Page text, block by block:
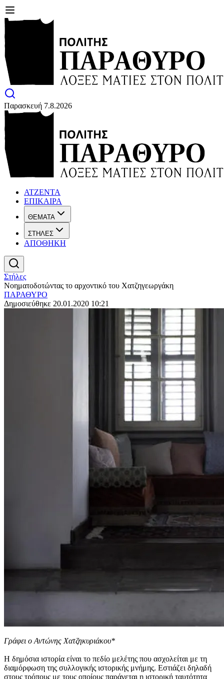
Παρασκευή 7.8.2026
ΑΤΖΕΝΤΑ
ΕΠΙΚΑΙΡΑ
ΘΕΜΑΤΑ
ΣΤΗΛΕΣ
ΑΠΟΘΗΚΗ
Στήλες
Νοηματοδοτώντας το αρχοντικό του Χατζηγεωργάκη
ΠΑΡΑΘΥΡΟ
Δημοσιεύθηκε 20.01.2020 10:21
Γράφει ο Αντώνης Χατζηκυριάκου*
Η δημόσια ιστορία είναι το πεδίο μελέτης που ασχολείται με τη
διαμόρφωση της συλλογικής ιστορικής μνήμης. Εστιάζει δηλαδή
στους τρόπους με τους οποίους παράγεται η ιστορική ταυτότητα